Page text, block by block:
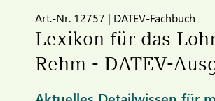
Art.-Nr. 12757 | DATEV-Fachbuch
Lexikon für das
Rehm - DATEV-